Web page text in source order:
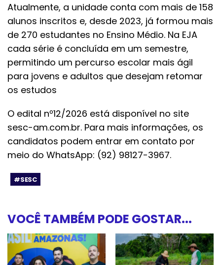
Atualmente, a unidade conta com mais de 158
alunos inscritos e, desde 2023, já formou mais
de 270 estudantes no Ensino Médio. Na EJA
cada série é concluída em um semestre,
permitindo um percurso escolar mais ágil
para jovens e adultos que desejam retomar
os estudos
O edital nº12/2026 está disponível no site
sesc-am.com.br. Para mais informações, os
candidatos podem entrar em contato por
meio do WhatsApp: (92) 98127-3967.
#SESC
VOCÊ TAMBÉM PODE GOSTAR...